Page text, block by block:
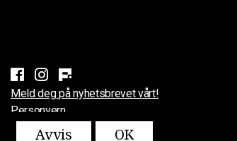
Meld deg på nyhetsbrevet vårt!
Personvern
Avvis OK